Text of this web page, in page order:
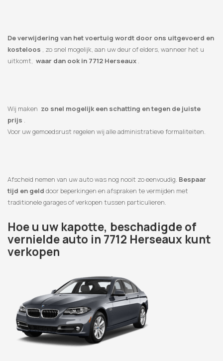
De verwijdering van het voertuig wordt door ons uitgevoerd en
kosteloos , zo snel mogelijk, aan uw deur of elders, wanneer het u
uitkomt, waar dan ook in 7712 Herseaux .
Wij maken zo snel mogelijk een schatting en tegen de juiste
prijs .
Voor uw gemoedsrust regelen wij alle administratieve formaliteiten.
Afscheid nemen van uw auto was nog nooit zo eenvoudig. Bespaar
tijd en geld door beperkingen en afspraken te vermijden met
traditionele garages of verkopen tussen particulieren.
Hoe u uw kapotte, beschadigde of
vernielde auto in 7712 Herseaux kunt
verkopen